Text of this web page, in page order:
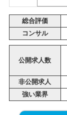
総合評価
コンサル
公開求人数
非公開求人
強い業界